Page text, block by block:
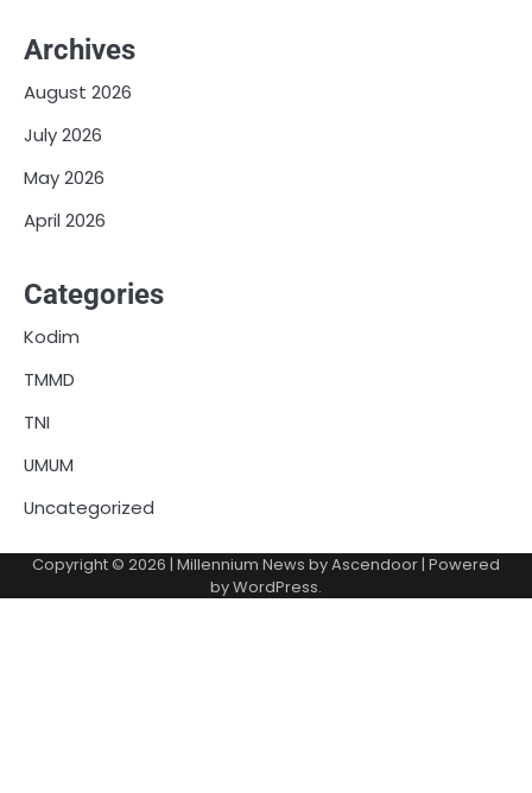
Archives
August 2026
July 2026
May 2026
April 2026
Categories
Kodim
TMMD
TNI
UMUM
Uncategorized
Copyright © 2026 | Millennium News byAscendoor| Powered
byWordPress.